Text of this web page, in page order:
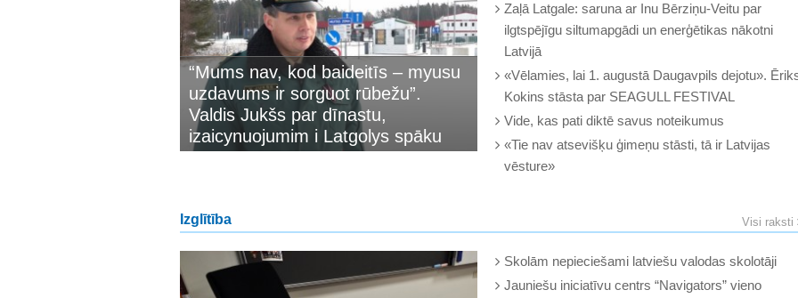
“Mums nav, kod baideitīs – myusu
uzdavums ir sorguot rūbežu”.
Valdis Jukšs par dīnastu,
izaicynuojumim i Latgolys spāku
Zaļā Latgale: saruna ar Inu Bērziņu-Veitu par
ilgtspējīgu siltumapgādi un enerģētikas nākotni
Latvijā
«Vēlamies, lai 1. augustā Daugavpils dejotu».
Kokins stāsta par SEAGULL FESTIVAL
Vide, kas pati diktē savus noteikumus
«Tie nav atsevišķu ģimeņu stāsti, tā ir Latvijas
vēsture»
Visi raksti
Izglītība
Skolām nepieciešami latviešu valodas skolotāji
Jauniešu iniciatīvu centrs “Navigators” vieno